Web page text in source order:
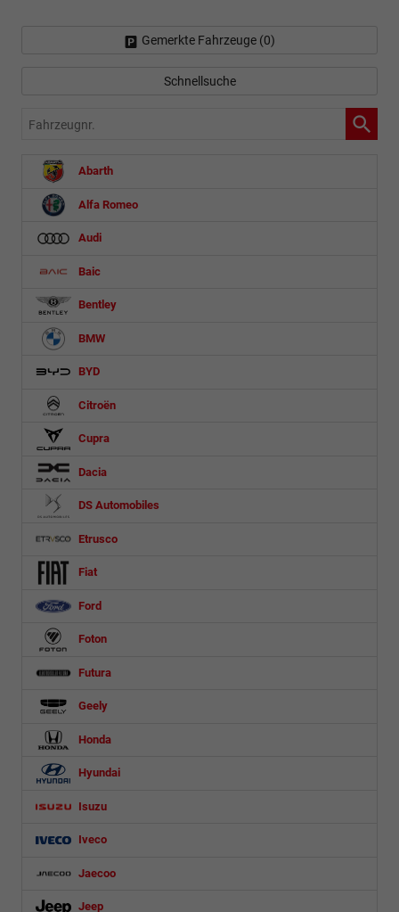
Gemerkte Fahrzeuge (0)
Schnellsuche
Fahrzeugnr.
Abarth
Alfa Romeo
Audi
Baic
Bentley
BMW
BYD
Citroën
Cupra
Dacia
DS Automobiles
Etrusco
Fiat
Ford
Foton
Futura
Geely
Honda
Hyundai
Isuzu
Iveco
Jaecoo
Jeep